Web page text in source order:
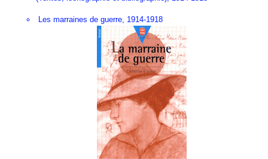
Les marraines de guerre, 1914-1918